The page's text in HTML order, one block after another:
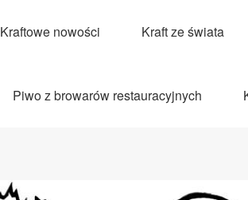
Kraftowe nowości Kraft ze świata
Piwo z browarów restauracyjnych